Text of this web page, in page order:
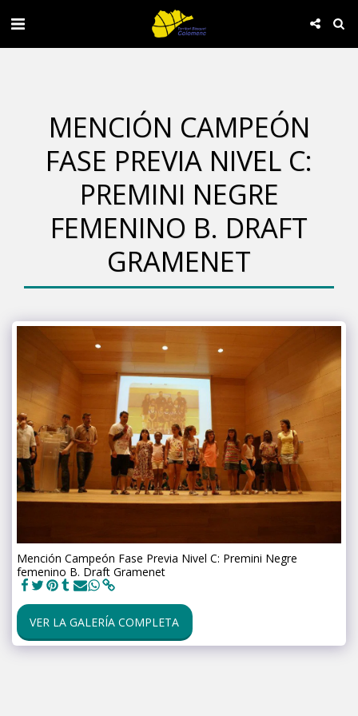
MENCIÓN CAMPEÓN
FASE PREVIA NIVEL C:
PREMINI NEGRE
FEMENINO B. DRAFT
GRAMENET
Mención Campeón Fase Previa Nivel C: Premini Negre
femenino B. Draft Gramenet
VER LA GALERÍA COMPLETA